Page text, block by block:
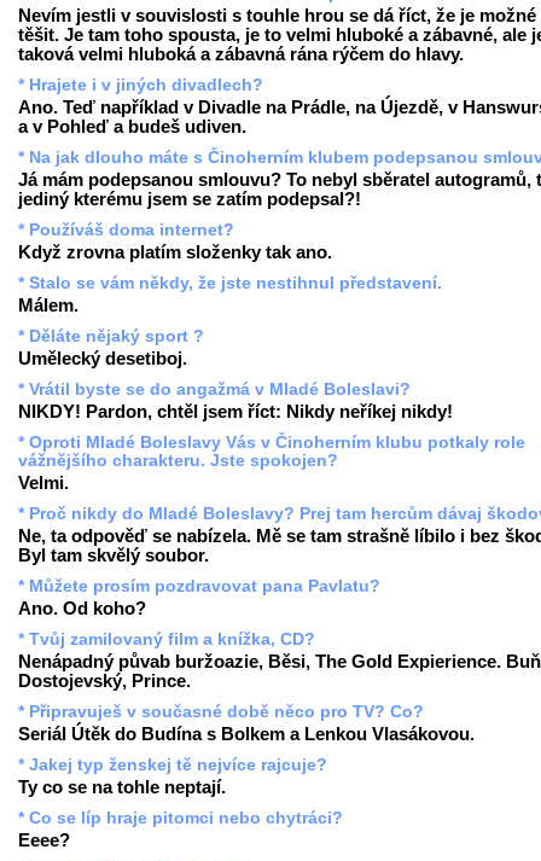
Nevím jestli v souvislosti s touhle hrou se dá říct, že je možné
těšit. Je tam toho spousta, je to velmi hluboké a zábavné, ale
taková velmi hluboká a zábavná rána rýčem do hlavy.
* Hrajete i v jiných divadlech?
Ano. Teď například v Divadle na Prádle, na Újezdě, v
a v Pohleď a budeš udiven.
* Na jak dlouho máte s Činoherním klubem podepsanou
Já mám podepsanou smlouvu? To nebyl sběratel autogramů,
jediný kterému jsem se zatím podepsal?!
* Používáš doma internet?
Když zrovna platím složenky tak ano.
* Stalo se vám někdy, že jste nestihnul představení.
Málem.
* Děláte nějaký sport ?
Umělecký desetiboj.
* Vrátil byste se do angažmá v Mladé Boleslavi?
NIKDY! Pardon, chtěl jsem říct: Nikdy neříkej nikdy!
* Oproti Mladé Boleslavy Vás v Činoherním klubu potkaly role
vážnějšího charakteru. Jste spokojen?
Velmi.
* Proč nikdy do Mladé Boleslavy? Prej tam hercům dávaj
Ne, ta odpověď se nabízela. Mě se tam strašně líbilo i bez
Byl tam skvělý soubor.
* Můžete prosím pozdravovat pana Pavlatu?
Ano. Od koho?
* Tvůj zamilovaný film a knížka, CD?
Nenápadný půvab buržoazie, Běsi, The Gold Expierience.
Dostojevský, Prince.
* Připravuješ v současné době něco pro TV? Co?
Seriál Útěk do Budína s Bolkem a Lenkou Vlasákovou.
* Jakej typ ženskej tě nejvíce rajcuje?
Ty co se na tohle neptají.
* Co se líp hraje pitomci nebo chytráci?
Eeee?